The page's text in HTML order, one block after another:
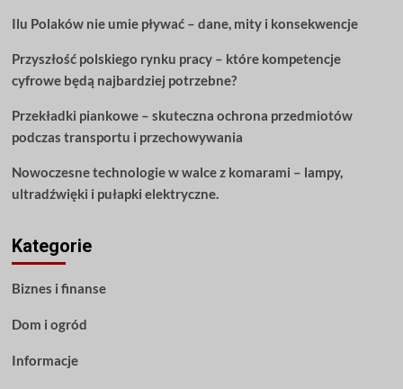
możesz
Ilu Polaków nie umie pływać – dane, mity i konsekwencje
Przyszłość polskiego rynku pracy – które kompetencje
cyfrowe będą najbardziej potrzebne?
Przekładki piankowe – skuteczna ochrona przedmiotów
podczas transportu i przechowywania
Nowoczesne technologie w walce z komarami – lampy,
ultradźwięki i pułapki elektryczne.
Kategorie
Biznes i finanse
Dom i ogród
Informacje